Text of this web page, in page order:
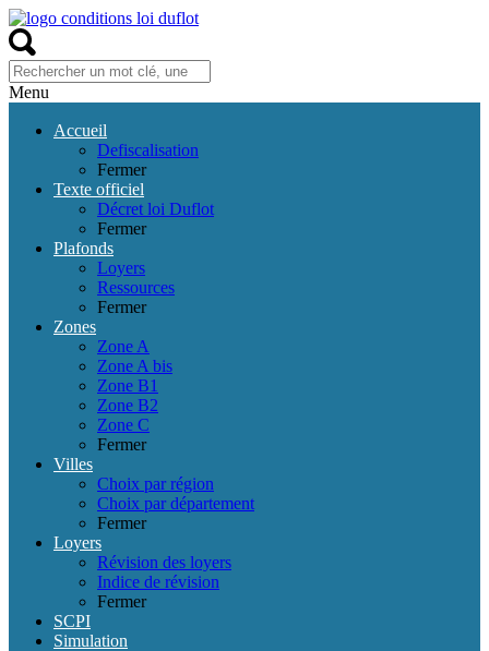
Menu
Accueil
Defiscalisation
Fermer
Texte officiel
Décret loi Duflot
Fermer
Plafonds
Loyers
Ressources
Fermer
Zones
Zone A
Zone A bis
Zone B1
Zone B2
Zone C
Fermer
Villes
Choix par région
Choix par département
Fermer
Loyers
Révision des loyers
Indice de révision
Fermer
SCPI
Simulation